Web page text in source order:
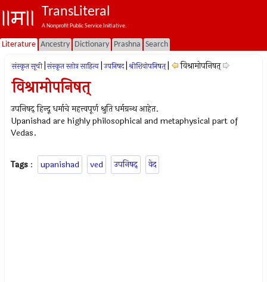
TransLiteral
A Nonprofit Public Service Initiative.
Literature Ancestry Dictionary Prashna Search
संस्कृत सूची संस्कृत स्तोत्र साहित्य उपनिषद‌ श्रीशिवोपनिषत् विश्रामोपनिषत्
विश्रामोपनिषत्
उपनिषद् हिन्दू धर्माचे महत्त्वपूर्ण श्रुति धर्मग्रन्थ आहेत.
Upanishad are highly philosophical and metaphysical part of
Vedas.
Tags : upanishad ved उपनिषद् वेद